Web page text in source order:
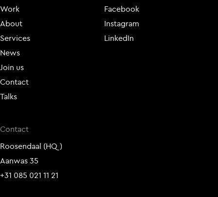
Work
About
Services
News
Join us
Contact
Talks
Facebook
Instagram
LinkedIn
Contact
Roosendaal (HQ)
Aanwas 35
+31 085 021 11 21